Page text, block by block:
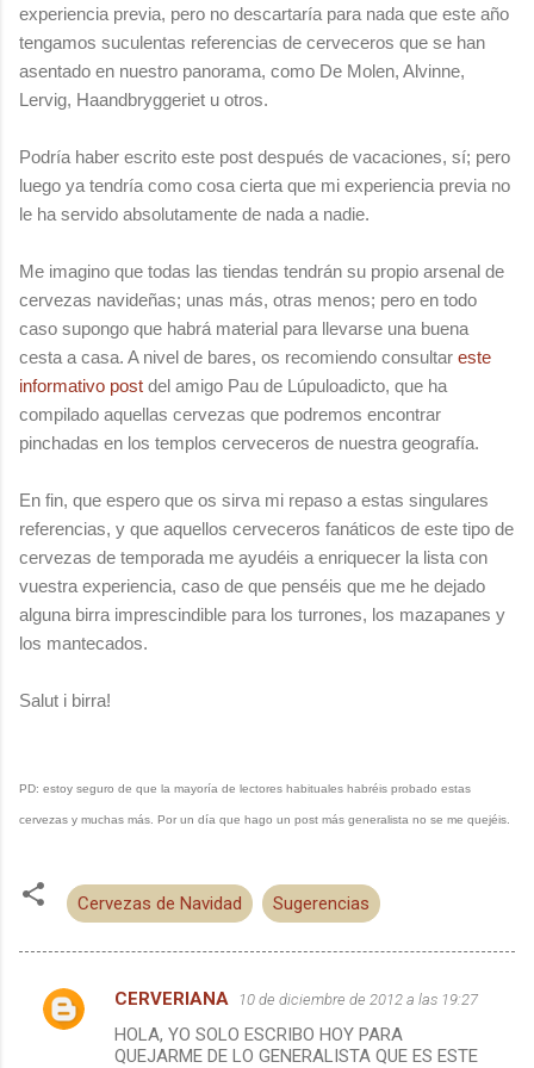
experiencia previa, pero no descartaría para nada que este año
tengamos suculentas referencias de cerveceros que se han
asentado en nuestro panorama, como De Molen, Alvinne,
Lervig, Haandbryggeriet u otros.
Podría haber escrito este post después de vacaciones, sí; pero
luego ya tendría como cosa cierta que mi experiencia previa no
le ha servido absolutamente de nada a nadie.
Me imagino que todas las tiendas tendrán su propio arsenal de
cervezas navideñas; unas más, otras menos; pero en todo
caso supongo que habrá material para llevarse una buena
cesta a casa. A nivel de bares, os recomiendo consultar este
informativo post del amigo Pau de Lúpuloadicto, que ha
compilado aquellas cervezas que podremos encontrar
pinchadas en los templos cerveceros de nuestra geografía.
En fin, que espero que os sirva mi repaso a estas singulares
referencias, y que aquellos cerveceros fanáticos de este tipo de
cervezas de temporada me ayudéis a enriquecer la lista con
vuestra experiencia, caso de que penséis que me he dejado
alguna birra imprescindible para los turrones, los mazapanes y
los mantecados.
Salut i birra!
PD: estoy seguro de que la mayoría de lectores habituales habréis probado estas
cervezas y muchas más. Por un día que hago un post más generalista no se me quejéis.
Cervezas de Navidad Sugerencias
C
CERVERIANA 10 de diciembre de 2012 a las 19:27
HOLA, YO SOLO ESCRIBO HOY PARA
QUEJARME DE LO GENERALISTA QUE ES ESTE